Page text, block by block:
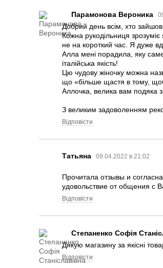
Парамонова Вероника
Добрий день всім, хто
Кожна рукодільниця
не на короткий час. Я дуже
Алла мені порадила, яку
італійська якість!
Цю чудову жіночку можна
що «більше щастя в тому,
Аллочка, велика вам подяка
З великим задоволенням
Відповісти
Татьяна 09.04.2022 в 21:02
Прочитала отзывы и
удовольствие от общения с
Відповісти
Степаненко Софія
Дякую магазину за якісні
Відповісти